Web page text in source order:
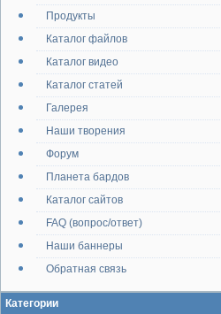
Продукты
Каталог файлов
Каталог видео
Каталог статей
Галерея
Наши творения
Форум
Планета бардов
Каталог сайтов
FAQ (вопрос/ответ)
Наши баннеры
Обратная связь
Категории